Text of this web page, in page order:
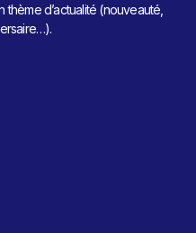
d’actualité (nouveauté,